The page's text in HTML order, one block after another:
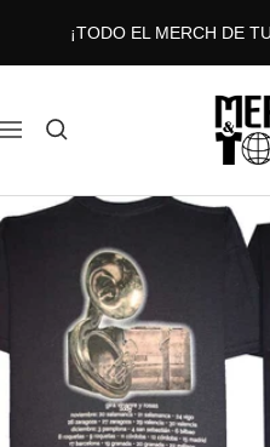
contenido
¡TODO EL MERCH DE
Navigación